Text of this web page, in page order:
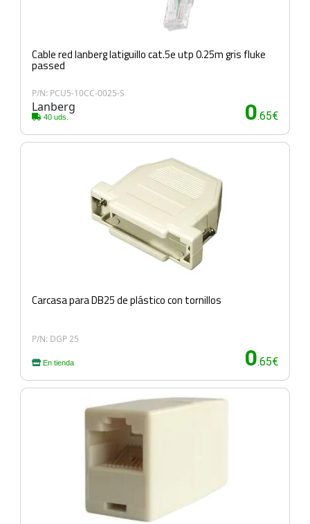
Cable red lanberg latiguillo cat.5e utp 0.25m gris fluke
passed
P/N: PCU5-10CC-0025-S
Lanberg
40 uds. 0.65€
Carcasa para DB25 de plástico con tornillos
P/N: DGP 25
En tienda 0.65€